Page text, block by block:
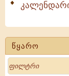
წყარო
Search